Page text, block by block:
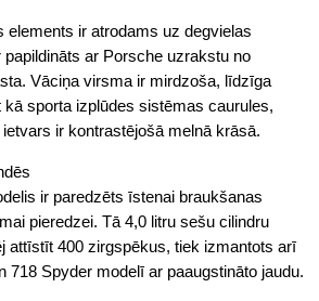
elements ir atrodams uz degvielas
ar Porsche uzrakstu no
Vāciņa virsma ir mirdzoša, līdzīga
sporta izplūdes sistēmas caurules,
ir kontrastējošā melnā krāsā.
ir paredzēts īstenai braukšanas
pieredzei. Tā 4,0 litru sešu cilindru
attīstīt 400 zirgspēkus, tiek izmantots arī
718 Spyder modelī ar paaugstināto jaudu.